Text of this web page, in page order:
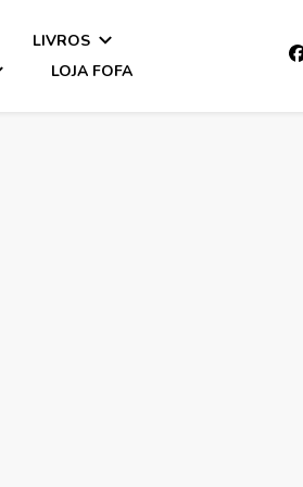
LIVROS
LOJA FOFA